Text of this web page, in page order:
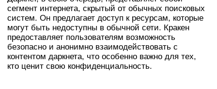
сегмент интернета, скрытый от обычных поисковых
систем. Он предлагает доступ к ресурсам, которые
могут быть недоступны в обычной сети. Кракен
предоставляет пользователям возможность
безопасно и анонимно взаимодействовать с
контентом даркнета, что особенно важно для тех,
кто ценит свою конфиденциальность.